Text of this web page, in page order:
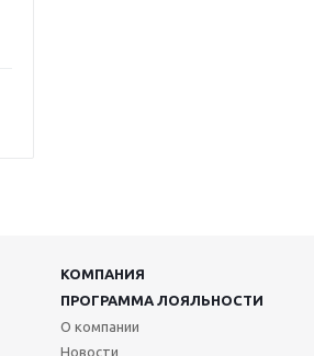
КОМПАНИЯ
ПРОГРАММА ЛОЯЛЬНОСТИ
О компании
Новости